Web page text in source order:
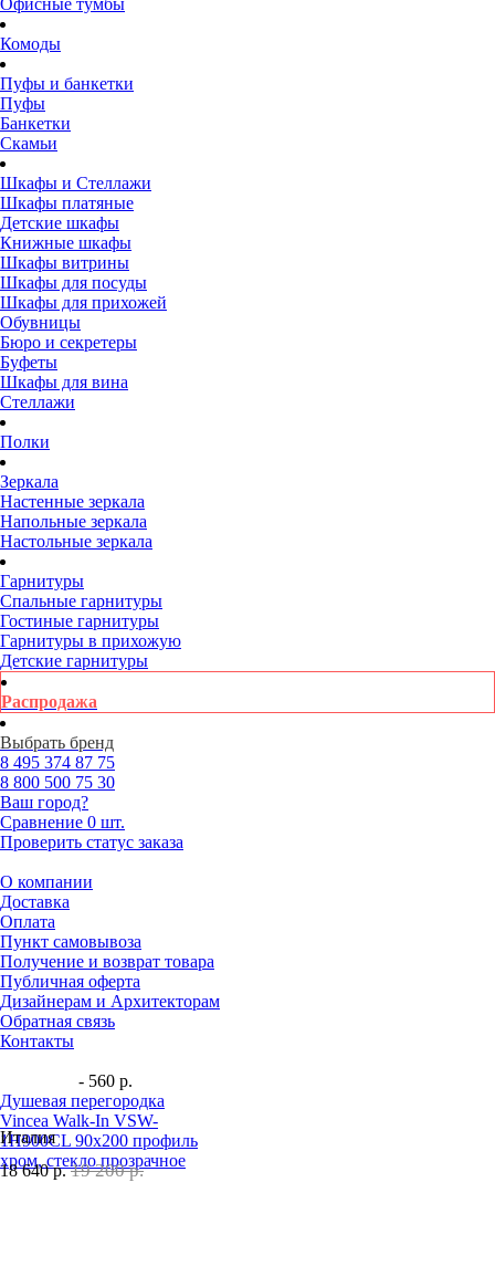
Офисные тумбы
Комоды
Пуфы и банкетки
Пуфы
Банкетки
Скамьи
Шкафы и Стеллажи
Шкафы платяные
Детские шкафы
Книжные шкафы
Шкафы витрины
Шкафы для посуды
Шкафы для прихожей
Обувницы
Бюро и секретеры
Буфеты
Шкафы для вина
Стеллажи
Полки
Зеркала
Настенные зеркала
Напольные зеркала
Настольные зеркала
Гарнитуры
Спальные гарнитуры
Гостиные гарнитуры
Гарнитуры в прихожую
Детские гарнитуры
Распродажа
Выбрать бренд
8 495 374 87 75
8 800 500 75 30
Ваш город?
Сравнение 0 шт.
Проверить статус заказа
О компании
Доставка
Оплата
Пункт самовывоза
Получение и возврат товара
Публичная оферта
Дизайнерам и Архитекторам
Обратная связь
Контакты
- 560 р.
Душевая перегородка
Vincea Walk-In VSW-
1H900CL 90х200 профиль
хром, стекло прозрачное
Италия
18 640 р. 19 200 р.